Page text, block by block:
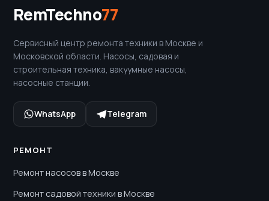
RemTechno77
Сервисный центр ремонта техники в Москве и
Московской области. Насосы, садовая и
строительная техника, вакуумные насосы,
насосные станции.
WhatsApp Telegram
РЕМОНТ
Ремонт насосов в Москве
Ремонт садовой техники в Москве